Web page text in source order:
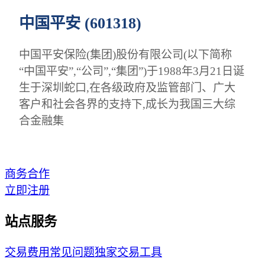
中国平安 (601318)
中国平安保险(集团)股份有限公司(以下简称
“中国平安”,“公司”,“集团”)于1988年3月21日诞
生于深圳蛇口,在各级政府及监管部门、广大
客户和社会各界的支持下,成长为我国三大综
合金融集
商务合作
立即注册
站点服务
交易费用常见问题独家交易工具